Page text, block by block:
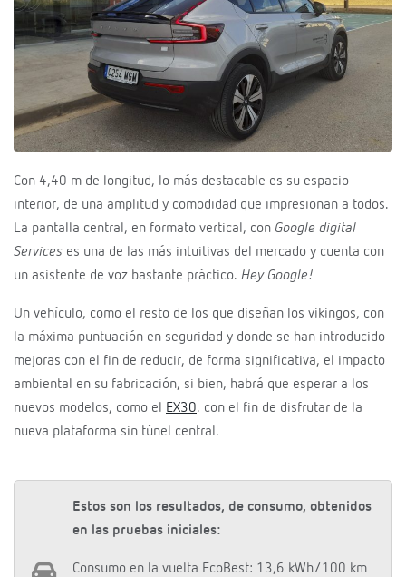
Con 4,40 m de longitud, lo más destacable es su espacio
interior, de una amplitud y comodidad que impresionan a todos.
La pantalla central, en formato vertical, con Google digital
Services es una de las más intuitivas del mercado y cuenta con
un asistente de voz bastante práctico. Hey Google!
Un vehículo, como el resto de los que diseñan los vikingos, con
la máxima puntuación en seguridad y donde se han introducido
mejoras con el fin de reducir, de forma significativa, el impacto
ambiental en su fabricación, si bien, habrá que esperar a los
nuevos modelos, como el EX30. con el fin de disfrutar de la
nueva plataforma sin túnel central.
Estos son los resultados, de consumo, obtenidos
en las pruebas iniciales:
Consumo en la vuelta EcoBest: 13,6 kWh/100 km